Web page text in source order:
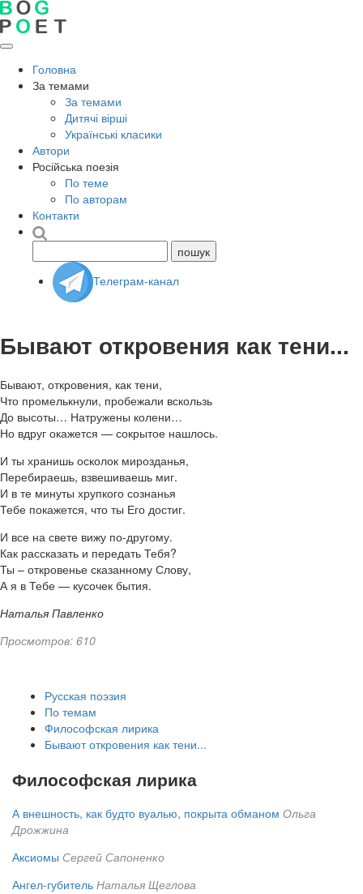
Головна
За темами
За темами
Дитячі вірші
Українські класики
Автори
Російська поезія
По теме
По авторам
Контакти
Телеграм-канал
Бывают откровения как тени...
Бывают, откровения, как тени,
Что промелькнули, пробежали вскользь
До высоты… Натружены колени…
Но вдруг окажется — сокрытое нашлось.
И ты хранишь осколок мирозданья,
Перебираешь, взвешиваешь миг.
И в те минуты хрупкого сознанья
Тебе покажется, что ты Его достиг.
И все на свете вижу по-другому.
Как рассказать и передать Тебя?
Ты – откровенье сказанному Слову,
А я в Тебе — кусочек бытия.
Наталья Павленко
Просмотров: 610
Русская поэзия
По темам
Философская лирика
Бывают откровения как тени...
Философская лирика
А внешность, как будто вуалью, покрыта обманом Ольга
Дрожжина
Аксиомы Сергей Сапоненко
Ангел-губитель Наталья Щеглова